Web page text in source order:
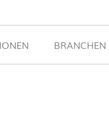
BRANCHEN